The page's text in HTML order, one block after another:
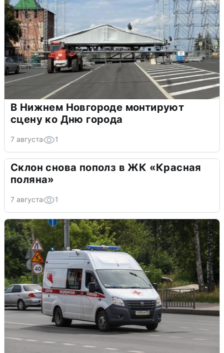
В Нижнем Новгороде монтируют
сцену ко Дню города
7 августа 1
Склон снова пополз в ЖК «Красная
поляна»
7 августа 1